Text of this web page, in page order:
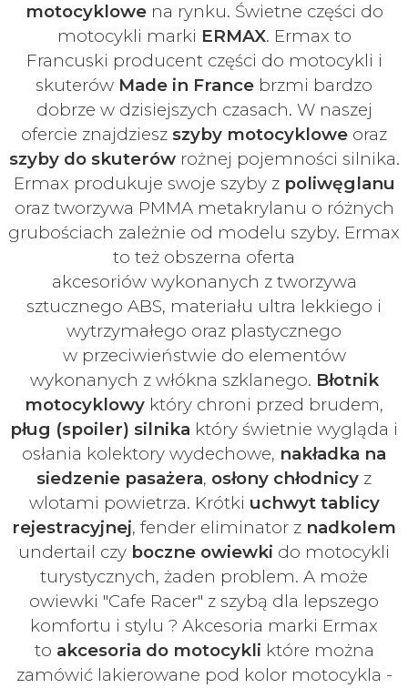
motocyklowena rynku. Świetne części do
motocykli marki ERMAX. Ermax to
Francuski producent części do motocykli i
skuterów Made in France brzmi bardzo
dobrze w dzisiejszych czasach. W naszej
ofercie znajdziesz szyby motocyklowe oraz
szyby do skuterówrożnej pojemności silnika.
Ermax produkuje swoje szyby z poliwęglanu
oraz tworzywa PMMA metakrylanu o różnych
grubościach zależnie od modelu szyby. Ermax
to też obszerna oferta
akcesoriów wykonanych z tworzywa
sztucznego ABS, materiału ultra lekkiego i
wytrzymałego oraz plastycznego
w przeciwieństwie do elementów
wykonanych z włókna szklanego. Błotnik
motocyklowy który chroni przed brudem,
pług (spoiler) silnika który świetnie wygląda i
osłania kolektory wydechowe, nakładka na
siedzenie pasażera, osłony chłodnicy z
wlotami powietrza. Krótki uchwyt tablicy
rejestracyjnej, fender eliminator z nadkolem
undertail czy boczne owiewki do motocykli
turystycznych, żaden problem. A może
owiewki "Cafe Racer" z szybą dla lepszego
komfortu i stylu ? Akcesoria marki Ermax
to akcesoria do motocykli które można
zamówić lakierowane pod kolor motocykla -